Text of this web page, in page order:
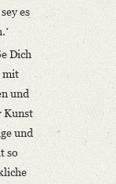
es
Dich
mit
und
Kunst
und
so